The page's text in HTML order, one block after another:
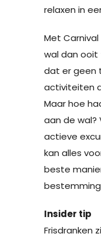
relaxen in
Met
wal dan ooit
dat er geen
activiteiten
Maar hoe
aan de
actieve
kan alles
beste
Insider tip
Frisdranken